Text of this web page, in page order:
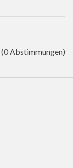
(0 Abstimmungen)